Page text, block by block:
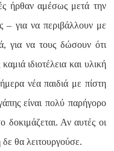
ήρθαν αμέσως μετά την
– για να περιβάλλουν με
για να τους δώσουν ότι
ιδιοτέλεια και υλική
νέα παιδιά με πίστη
είναι πολύ παρήγορο
δοκιμάζεται. Αν αυτές οι
θα λειτουργούσε.